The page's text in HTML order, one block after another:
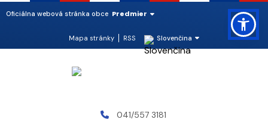
Oficiálna webová stránka obce Predmier
Mapa stránky RSS Slovenčina
041/557 3181